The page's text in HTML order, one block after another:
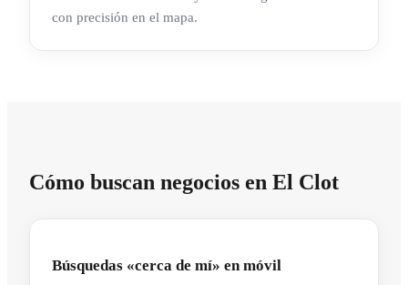
con precisión en el mapa.
Cómo buscan negocios en El Clot
Búsquedas «cerca de mí» en móvil